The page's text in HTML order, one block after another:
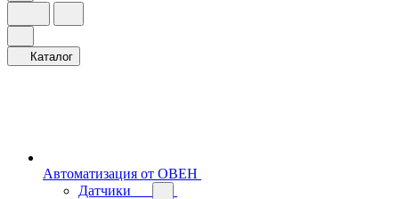
Каталог
Автоматизация от ОВЕН
Датчики